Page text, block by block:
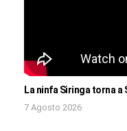
La ninfa Siringa torna a
7 Agosto 2026